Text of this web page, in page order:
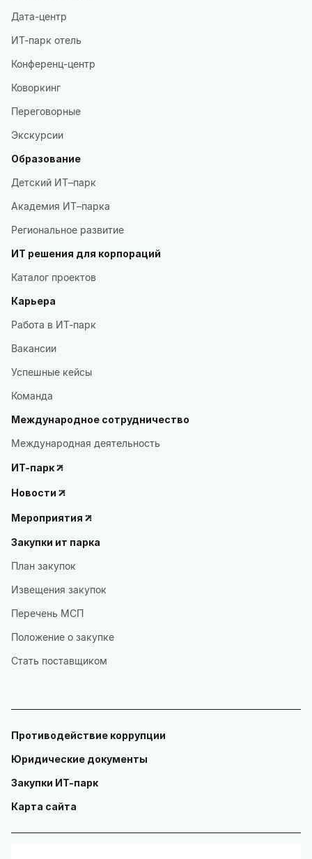
Дата-центр
ИТ-парк отель
Конференц-центр
Коворкинг
Переговорные
Экскурсии
Образование
Детский ИТ–парк
Академия ИТ–парка
Региональное развитие
ИТ решения для корпораций
Каталог проектов
Карьера
Работа в ИТ-парк
Вакансии
Успешные кейсы
Команда
Международное сотрудничество
Международная деятельность
ИТ-парк
Новости
Мероприятия
Закупки ит парка
План закупок
Извещения закупок
Перечень МСП
Положение о закупке
Стать поставщиком
Противодействие коррупции
Юридические документы
Закупки ИТ-парк
Карта сайта